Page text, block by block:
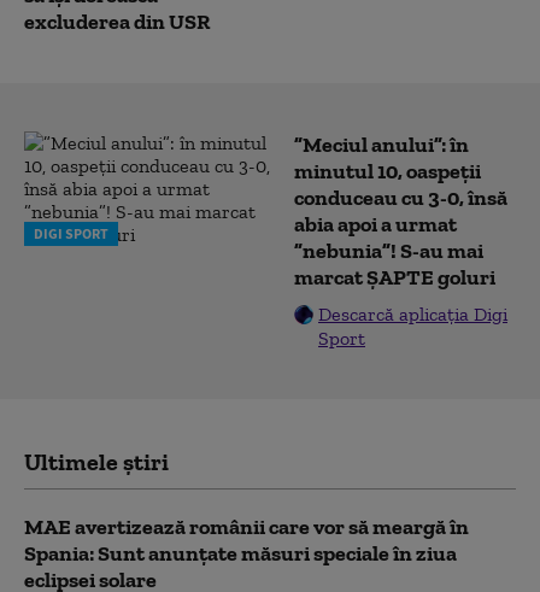
excluderea din USR
DIGI SPORT
”Meciul anului”: în
minutul 10, oaspeții
conduceau cu 3-0, însă
abia apoi a urmat
”nebunia”! S-au mai
marcat ȘAPTE goluri
Descarcă aplicația Digi
Sport
Ultimele știri
MAE avertizează românii care vor să meargă în
Spania: Sunt anunțate măsuri speciale în ziua
eclipsei solare